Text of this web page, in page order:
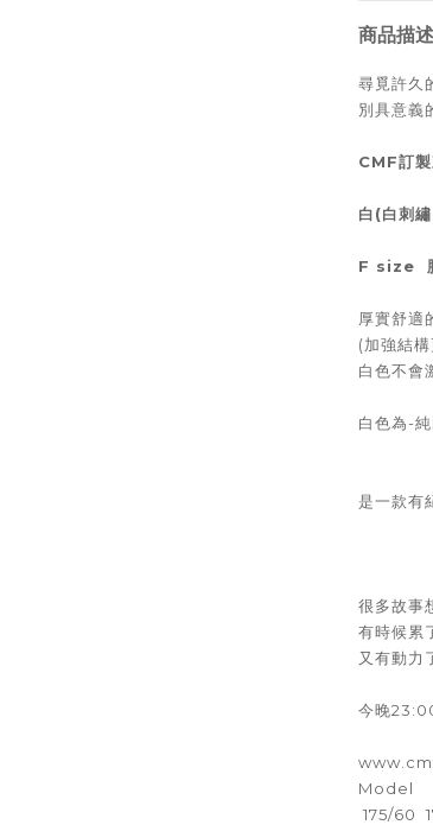
商品描述
尋覓許久
別具意義
CMF訂
白(白刺
F size
厚實舒適
(加強結
白色不會
白色為-
是一款有
很多故事
有時候累
又有動力
今晚
Model
175/60